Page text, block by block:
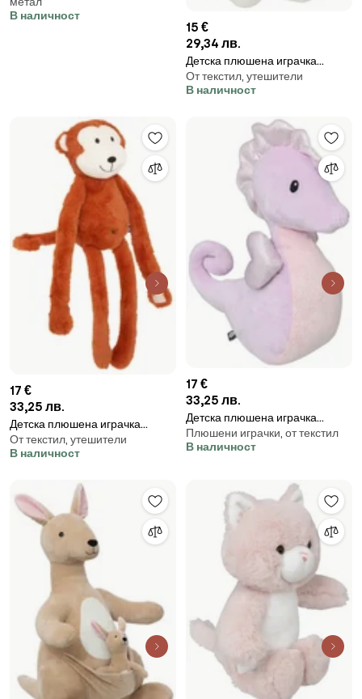
В наличност
15 €
29,34 лв.
Детска плюшена играчка
atmosphera Unicorn, 22 cm
От текстил, утешители
В наличност
17 €
33,25 лв.
Детска плюшена играчка
atmosphera Marmoset, 47 cm
От текстил, утешители
В наличност
17 €
33,25 лв.
Детска плюшена играчка
atmosphera Naia ,35 см
Плюшени играчки, от текстил
В наличност